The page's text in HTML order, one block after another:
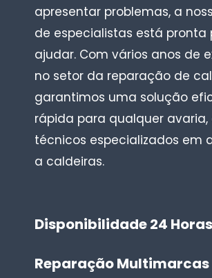
apresentar problemas, a
de especialistas está pronta
ajudar. Com vários anos de
no setor da reparação de
garantimos uma solução
rápida para qualquer avaria,
técnicos especializados em
a caldeiras.
Disponibilidade 24 Horas
Reparação Multimarcas